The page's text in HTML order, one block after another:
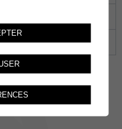
29 30